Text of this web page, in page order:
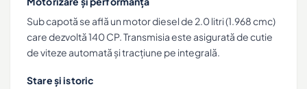
Sub capotă se află un motor diesel de 2.0 litri (1.968 cmc)
care dezvoltă 140 CP. Transmisia este asigurată de cutie
de viteze automată și tracțiune pe integrală.
Stare și istoric